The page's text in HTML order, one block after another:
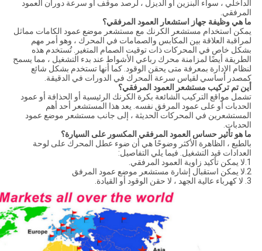
الداخلي ، سواء البنزين أو الديزل ، لرصد موقف أو سرعة دوران العمود
المرفقي.
ما هي وظيفة جهاز استشعار العمود المرفقي؟
يمكن استخدام مستشعر الكرنك مع مستشعر موضع عمود الكامات مماثل
لمراقبة العلاقة بين المكابس والصمامات في المحرك ، وهو أمر مهم
بشكل خاص في المحركات ذات توقيت الصمام المتغير. تُستخدم هذه
الطريقة أيضًا لمزامنة محرك رباعي الأشواط عند بدء التشغيل ، مما يسمح
لنظام الإدارة بمعرفة متى يحقن الوقود. كما أنها تستخدم بشكل شائع
كمصدر أساسي لقياس سرعة المحرك في الدورات في الدقيقة.
أين تم تركيب مستشعر العمود المرفقي؟
تشمل مواقع التركيب الشائعة بكرة الكرنك الرئيسية أو الحذافة أو عمود
الحدبات أو على عمود المرفق نفسه. يعد هذا المستشعر أحد أهم
المستشعرين في المحركات الحديثة ، إلى جانب مستشعر موضع عمود
الحدبات.
ما هو تأثير حساس العمود المرفقي المكسور على السيارة؟
بالطبع ، الظاهرة الأكثر وضوحًا هي أن ضوء عطل المحرك على لوحة
العدادات قيد التشغيل. فيما يلي التفاصيل:
1.لا يمكن تأكيد زاوية العمود المرفقي.
2.لا يمكن استقبال إشارة مستشعر موضع عمود المرفق
3. لا كهرباء عالية الجهد ، لا حقن الوقود أو القيادة.